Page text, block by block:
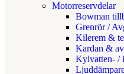
Motorreservdelar
Bowman
Grenrör /
Kilerem &
Kardan &
Kylvatten- /